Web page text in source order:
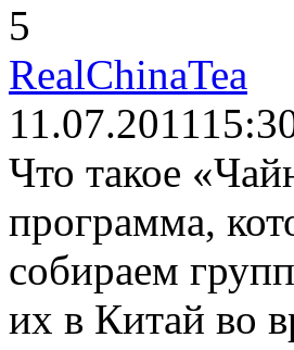
5
RealChinaTea
11.07.2011
Что такое
программа,
собираем
их в Китай во